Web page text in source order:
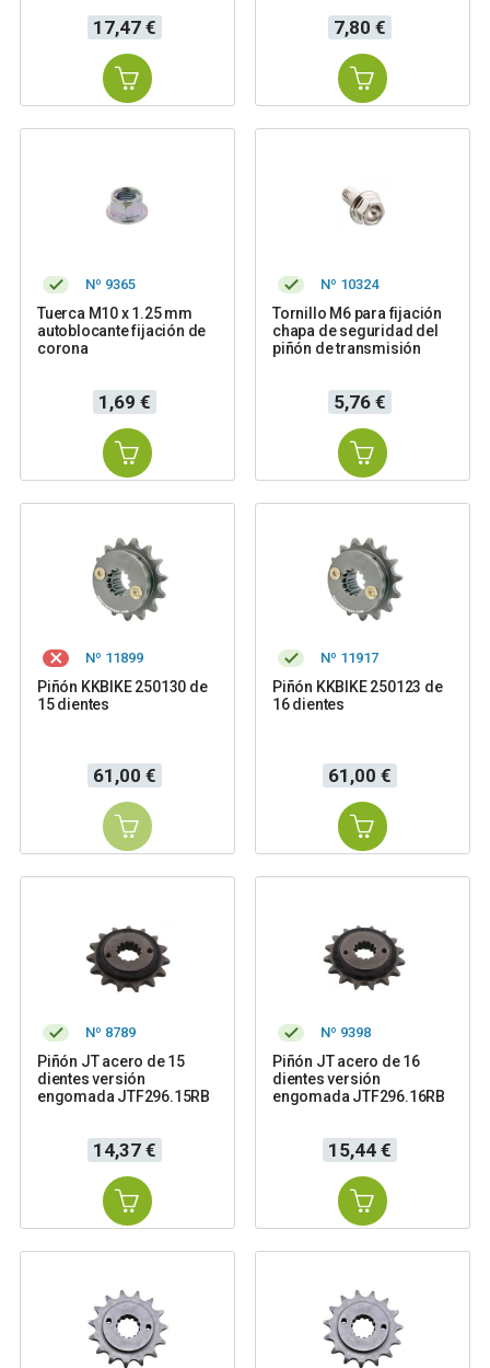
Precio
17,47 € Precio
7,80 €
Nº 9365
Tuerca M10 x 1.25 mm
autoblocante fijación de
corona
Precio
1,69 €
Nº 10324
Tornillo M6 para fijación
chapa de seguridad del
piñón de transmisión
Precio
5,76 €
Nº 11899
Piñón KKBIKE 250130 de
15 dientes
Precio
61,00 €
Nº 11917
Piñón KKBIKE 250123 de
16 dientes
Precio
61,00 €
Nº 8789
Piñón JT acero de 15
dientes versión
engomada JTF296.15RB
Precio
14,37 €
Nº 9398
Piñón JT acero de 16
dientes versión
engomada JTF296.16RB
Precio
15,44 €